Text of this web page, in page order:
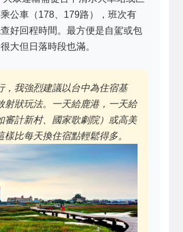
公車（178、179路），班次有
好回程時間。最方便是自駕或包
大但日落時段也滿。
，我強烈建議以台中為住宿基
射狀玩法。一天給鹿港，一天給
審計新村、國家歌劇院）或高美
樣比每天換住宿點輕鬆得多。